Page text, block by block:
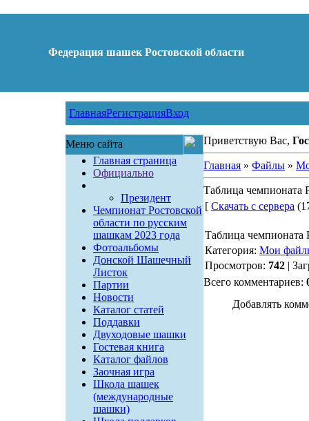
Федерация шашек Ростовской области
ГлавнаяРегистрацияВход
Меню сайта
Главная страница
Официально
Президент
Чемпионат Ростовской
области по русским
шашкам 2023 года
Фотоальбомы
Донской Шашечный
Листок
Партии
Новости
Каталог статей
Поддавки
Двуходовые шашки
Гостевая книга
Каталог файлов
Заочная игра
Школа шашек
(международные
шашки)
Приветствую Вас,
Главная» Файлы»
Таблица чемпионата
[ Скачать с сервера
Таблица чемпионата
Категория: Мои
Просмотров: 742|
Всего комментариев:
Добавлять